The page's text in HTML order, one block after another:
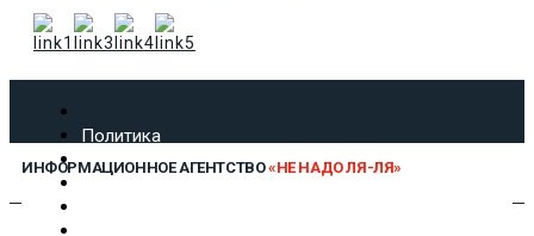
Политика
Экономика
ИНФОРМАЦИОННОЕ АГЕНТСТВО«НЕ НАДО ЛЯ-ЛЯ»